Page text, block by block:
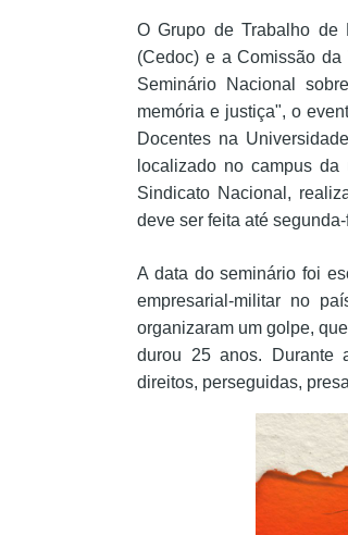
O Grupo de Trabalho de
(Cedoc) e a Comissão
Seminário Nacional
memória e justiça", o
Docentes na
localizado no campus
Sindicato Nacional,
deve ser feita até
A data do seminário foi
empresarial-militar no
organizaram um golpe,
durou 25 anos. Durante
direitos, perseguidas,